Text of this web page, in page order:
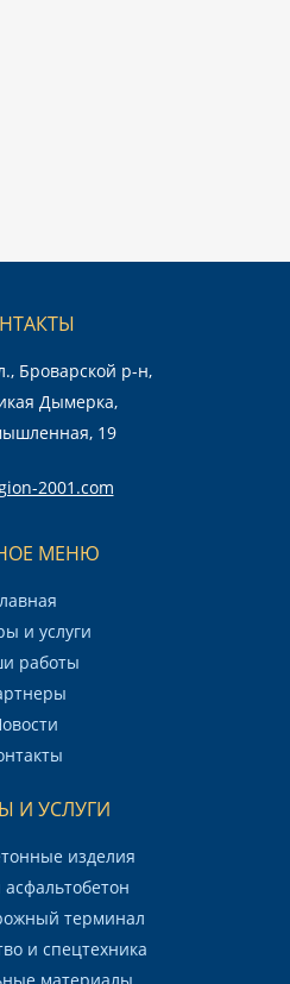
Броварской р-н,
Дымерка,
19
2001.com
МЕНЮ
и услуги
работы
И УСЛУГИ
изделия
терминал
и спецтехника